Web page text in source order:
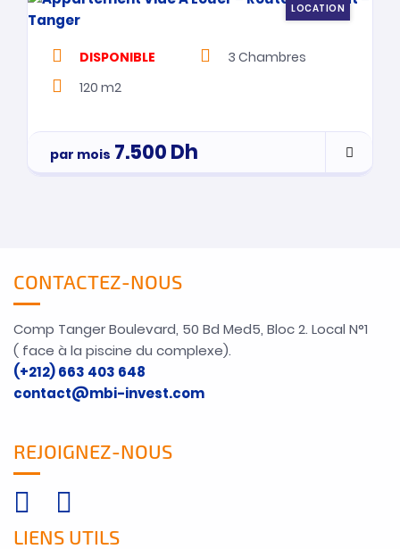
LOCATION
DISPONIBLE 3 Chambres
120 m2
par mois 7.500Dh
CONTACTEZ-NOUS
Comp Tanger Boulevard, 50 Bd Med5, Bloc 2. Local N°1
( face à la piscine du complexe).
(+212) 663 403 648
contact@mbi-invest.com
REJOIGNEZ-NOUS
LIENS UTILS